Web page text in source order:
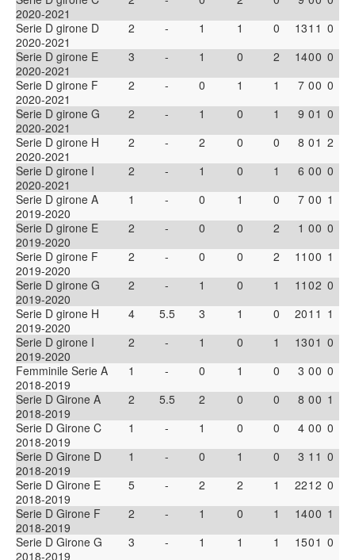
2020-2021
Serie D girone D
2020-2021
2 - 1 1 0 131 1 0
Serie D girone E
2020-2021
3 - 1 0 2 1400 0
Serie D girone F
2020-2021
2 - 0 1 1 7 00 0
Serie D girone G
2020-2021
2 - 1 0 1 9 01 0
Serie D girone H
2020-2021
2 - 2 0 0 8 01 2
Serie D girone I
2020-2021
2 - 1 0 1 6 00 0
Serie D girone A
2019-2020
1 - 0 1 0 7 00 1
Serie D girone E
2019-2020
2 - 0 0 2 1 00 0
Serie D girone F
2019-2020
2 - 0 0 2 11 00 1
Serie D girone G
2019-2020
2 - 1 0 1 11 02 0
Serie D girone H
2019-2020
4 5.5 3 1 0 201 1 1
Serie D girone I
2019-2020
2 - 1 0 1 1301 0
Femminile Serie A
2018-2019
1 - 0 1 0 3 00 0
Serie D Girone A
2018-2019
2 5.5 2 0 0 8 00 1
Serie D Girone C
2018-2019
1 - 1 0 0 4 00 0
Serie D Girone D
2018-2019
1 - 0 1 0 3 1 1 0
Serie D Girone E
2018-2019
5 - 2 2 1 221 2 0
Serie D Girone F
2018-2019
2 - 1 0 1 1400 1
Serie D Girone G
2018-2019
3 - 1 1 1 1501 0